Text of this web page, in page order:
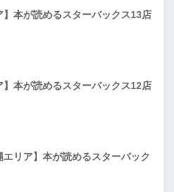
】本が読めるスターバックス13店
】本が読めるスターバックス12店
エリア】本が読めるスターバック